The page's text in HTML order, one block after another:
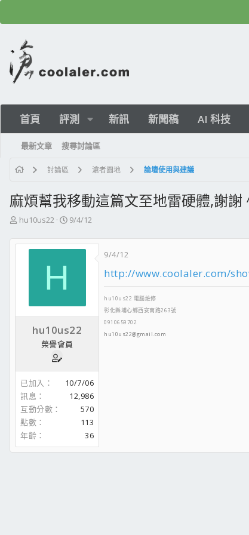
首頁 評測 新訊 新聞稿 AI 科技
最新文章 搜尋討論區
討論區 滄者園地 論壇使用與建議
麻煩幫我移動這篇文至地雷硬體,謝謝
主
發
hu10us22
開
日
9/4/12
H
hu10us22
榮譽會員
已加入
10/7/06
訊息
12,986
互動分數
570
點數
113
年齡
36
9/4/12
http://www.coolaler.com/
hu10us22 電腦維修
彰化縣埔心鄉西安南路263號
0910659702
hu10us22@gmail.com